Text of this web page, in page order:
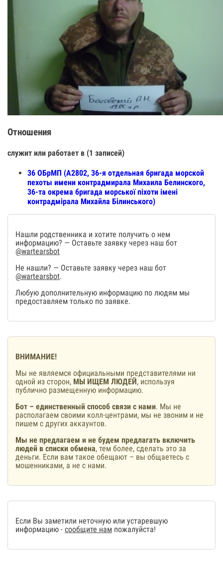
Отношения
служит или работает в (1 записей)
36 ОБрМП (А2802, 36-я отдельная бригада морской
пехоты имени контрадмирала Михаила Белинского,
36-та окрема бригада морської піхоти імені
контрадмірала Михайла Білинського)
Нашли родственника и хотите получить о нем
информацию? — Оставьте заявку через наш бот
@wartearsbot
Не нашли? — Оставьте заявку через наш бот
@wartearsbot.
Любую дополнительную информацию по людям мы
предоставляем только по заявке.
ВНИМАНИЕ!
Мы не являемся официальными представителями ни
одной из сторон, МЫ ИЩЕМ ЛЮДЕЙ, используя
публично размещенную информацию.
Бот – единственный способ связи с нами. Мы не
располагаем своими колл-центрами, мы не звоним и не
пишем с других аккаунтов.
Мы не предлагаем и не будем предлагать включить
людей в списки обмена, тем более, сделать это за
деньги. Если вам такое обещают – вы общаетесь с
мошенниками, а не с нами.
Если Вы заметили неточную или устаревшую
информацию - сообщите нам пожалуйста!